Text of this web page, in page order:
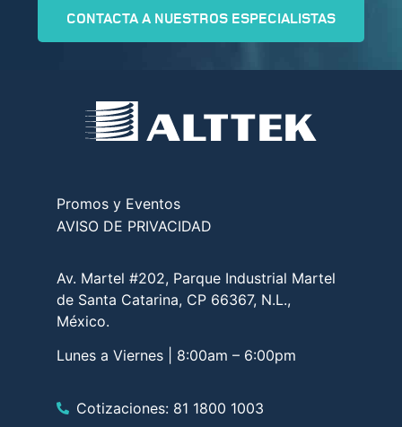
CONTACTA A NUESTROS ESPECIALISTAS
Promos y Eventos
AVISO DE PRIVACIDAD
Av. Martel #202, Parque Industrial Martel
de Santa Catarina, CP 66367, N.L.,
México.
Lunes a Viernes | 8:00am – 6:00pm
Cotizaciones: 81 1800 1003